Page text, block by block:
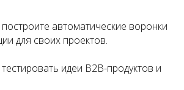
автоматические воронки
для своих проектов.
идеи B2B-продуктов и